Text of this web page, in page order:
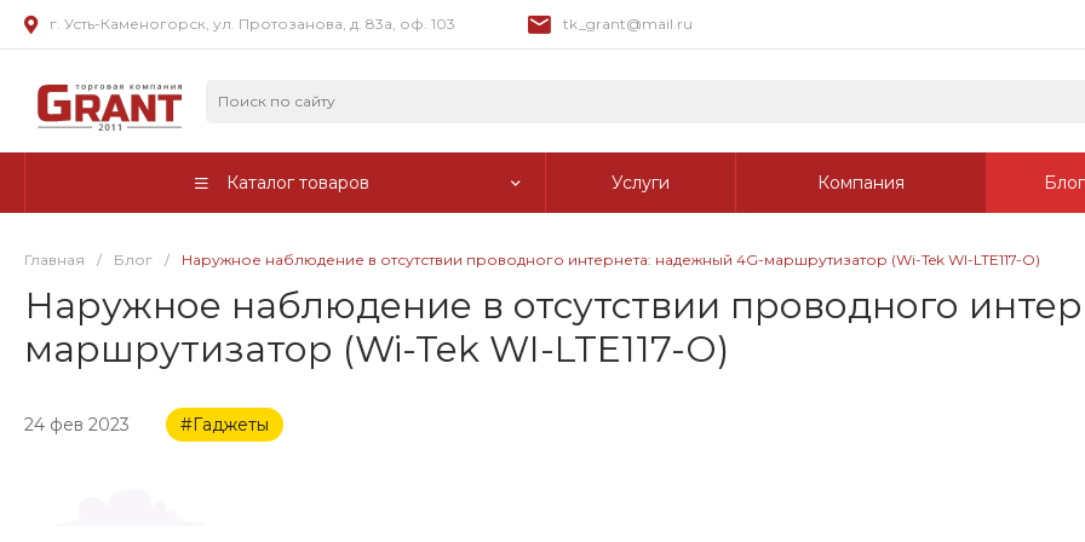
г. Усть-Каменогорск, ул. Протозанова, д. 83а, оф. 103 tk_grant@mail.ru
Каталог товаров Услуги Компания Блог
Главная / Блог / Наружное наблюдение в отсутствии проводного интернета: надежный 4G-маршрутизатор (Wi-Tek WI-LTE117-O)
Наружное наблюдение в отсутствии проводного
маршрутизатор (Wi-Tek WI-LTE117-O)
24 фев 2023 #Гаджеты